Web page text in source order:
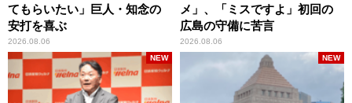
てもらいたい」巨人・知念の
安打を喜ぶ
2026.08.06
メ」、「ミスですよ」初回の
広島の守備に苦言
2026.08.06
NEW NEW